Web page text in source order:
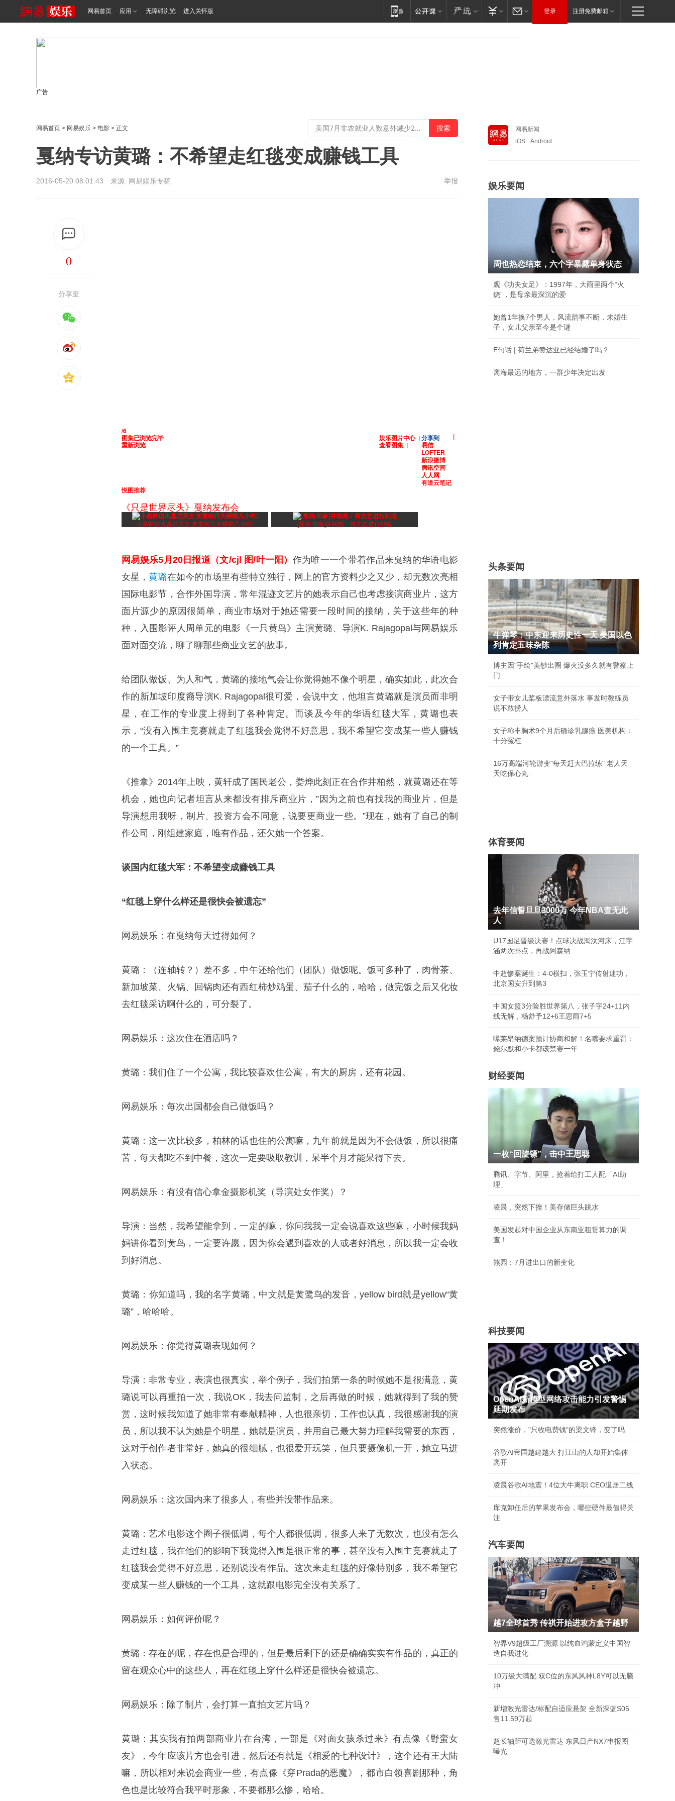
网易首页 应用 无障碍浏览 进入关怀版 登录 注册免费邮箱
广告
网易首页 > 网易娱乐 > 电影 > 正文
戛纳专访黄璐：不希望走红毯变成赚钱工具
2016-05-20 08:01:43 来源: 网易娱乐专稿 举报
0
分享至
/6
|
分享到
易信
LOFTER
新浪微博
腾讯空间
人人网
有道云笔记
娱乐图片中心|
查看图集 |
图集已浏览完毕
重新浏览
悦图推荐
《只是世界尽头》戛纳发布会
小易探访比基尼美女 来戛纳只为裸晒几小时! [戛纳·印象]井柏然：将文艺进行到底
网易娱乐5月20日报道（文/cjl 图/叶一阳） 作为唯一一个带着作品来戛纳的华语电影
女星，黄璐在如今的市场里有些特立独行，网上的官方资料少之又少，却无数次亮相
国际电影节，合作外国导演，常年混迹文艺片的她表示自己也考虑接演商业片，这方
面片源少的原因很简单，商业市场对于她还需要一段时间的接纳，关于这些年的种
种，入围影评人周单元的电影《一只黄鸟》主演黄璐、导演K. Rajagopal与网易娱乐
面对面交流，聊了聊那些商业文艺的故事。
给团队做饭、为人和气，黄璐的接地气会让你觉得她不像个明星，确实如此，此次合
作的新加坡印度裔导演K. Rajagopal很可爱，会说中文，他坦言黄璐就是演员而非明
星，在工作的专业度上得到了各种肯定。而谈及今年的华语红毯大军，黄璐也表
示，“没有入围主竞赛就走了红毯我会觉得不好意思，我不希望它变成某一些人赚钱
的一个工具。”
《推拿》2014年上映，黄轩成了国民老公，娄烨此刻正在合作井柏然，就黄璐还在等
机会，她也向记者坦言从来都没有排斥商业片，”因为之前也有找我的商业片，但是
导演想用我呀，制片、投资方会不同意，说要更商业一些。”现在，她有了自己的制
作公司，刚组建家庭，唯有作品，还欠她一个答案。
谈国内红毯大军：不希望变成赚钱工具
“红毯上穿什么样还是很快会被遗忘”
网易娱乐：在戛纳每天过得如何？
黄璐：（连轴转？）差不多，中午还给他们（团队）做饭呢。饭可多种了，肉骨茶、
新加坡菜、火锅、回锅肉还有西红柿炒鸡蛋、茄子什么的，哈哈，做完饭之后又化妆
去红毯采访啊什么的，可分裂了。
网易娱乐：这次住在酒店吗？
黄璐：我们住了一个公寓，我比较喜欢住公寓，有大的厨房，还有花园。
网易娱乐：每次出国都会自己做饭吗？
黄璐：这一次比较多，柏林的话也住的公寓嘛，九年前就是因为不会做饭，所以很痛
苦，每天都吃不到中餐，这次一定要吸取教训，呆半个月才能呆得下去。
网易娱乐：有没有信心拿金摄影机奖（导演处女作奖）？
导演：当然，我希望能拿到，一定的嘛，你问我我一定会说喜欢这些嘛，小时候我妈
妈讲你看到黄鸟，一定要许愿，因为你会遇到喜欢的人或者好消息，所以我一定会收
到好消息。
黄璐：你知道吗，我的名字黄璐，中文就是黄鹭鸟的发音，yellow bird就是yellow“黄
璐”，哈哈哈。
网易娱乐：你觉得黄璐表现如何？
导演：非常专业，表演也很真实，举个例子，我们拍第一条的时候她不是很满意，黄
璐说可以再重拍一次，我说OK，我去问监制，之后再做的时候，她就得到了我的赞
赏，这时候我知道了她非常有奉献精神，人也很亲切，工作也认真，我很感谢我的演
员，所以我不认为她是个明星，她就是演员，并用自己最大努力理解我需要的东西，
这对于创作者非常好，她真的很细腻，也很爱开玩笑，但只要摄像机一开，她立马进
入状态。
网易娱乐：这次国内来了很多人，有些并没带作品来。
黄璐：艺术电影这个圈子很低调，每个人都很低调，很多人来了无数次，也没有怎么
走过红毯，我在他们的影响下我觉得入围是很正常的事，甚至没有入围主竞赛就走了
红毯我会觉得不好意思，还别说没有作品。这次来走红毯的好像特别多，我不希望它
变成某一些人赚钱的一个工具，这就跟电影完全没有关系了。
网易娱乐：如何评价呢？
黄璐：存在的呢，存在也是合理的，但是最后剩下的还是确确实实有作品的，真正的
留在观众心中的这些人，再在红毯上穿什么样还是很快会被遗忘。
网易娱乐：除了制片，会打算一直拍文艺片吗？
黄璐：其实我有拍两部商业片在台湾，一部是《对面女孩杀过来》有点像《野蛮女
友》，今年应该片方也会引进，然后还有就是《相爱的七种设计》，这个还有王大陆
嘛，所以相对来说会商业一些，有点像《穿Prada的恶魔》，都市白领喜剧那种，角
色也是比较符合我平时形象，不要都那么惨，哈哈。
网易新闻
iOS
Android
娱乐要闻
周也热恋结束，六个字暴露单身状态
观《功夫女足》：1997年，大雨里两个“火
烧”，是母亲最深沉的爱
她曾1年换7个男人，风流韵事不断，未婚生
子，女儿父亲至今是个谜
E句话 | 荷兰弟赞达亚已经结婚了吗？
离海最远的地方，一群少年决定出发
头条要闻
牛弹琴：中东迎来历史性一天 美国以色
列肯定五味杂陈
博主因"手绘"美钞出圈 爆火没多久就有警察上
门
女子带女儿桨板漂流意外落水 事发时教练员
说不敢捞人
女子称丰胸术9个月后确诊乳腺癌 医美机构：
十分冤枉
16万高端河轮游变"每天赶大巴拉练" 老人天
天吃保心丸
体育要闻
去年信誓旦旦3000万 今年NBA查无此
人
U17国足晋级决赛！点球决战淘汰河床，江宇
涵两次扑点，再战阿森纳
中超惨案诞生：4-0横扫，张玉宁传射建功，
北京国安升到第3
中国女篮3分险胜世界第八，张子宇24+11内
线无解，杨舒予12+6王思雨7+5
曝莱昂纳德案预计协商和解！名嘴要求重罚：
鲍尔默和小卡都该禁赛一年
财经要闻
一枚“回旋镖”，击中王思聪
腾讯、字节、阿里，抢着给打工人配「AI助
理」
凌晨，突然下挫！美存储巨头跳水
美国发起对中国企业从东南亚租赁算力的调
查！
熊园：7月进出口的新变化
科技要闻
OpenAI新模型网络攻击能力引发警惕
延期发布
突然涨价，"只收电费钱"的梁文锋，变了吗
谷歌AI帝国越建越大 打江山的人却开始集体
离开
凌晨谷歌AI地震！4位大牛离职 CEO退居二线
库克卸任后的苹果发布会，哪些硬件最值得关
注
汽车要闻
越7全球首秀 传祺开始进攻方盒子越野
智界V9超级工厂溯源 以纯血鸿蒙定义中国智
造自我进化
10万级大满配 双C位的东风风神L8Y可以无脑
冲
新增激光雷达/标配自适应悬架 全新深蓝S05
售11.59万起
超长轴距可选激光雷达 东风日产NX7申报图
曝光